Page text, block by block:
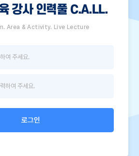
강사 인력풀 C.A.LL.
Area & Activity. Live Lecture
로그인